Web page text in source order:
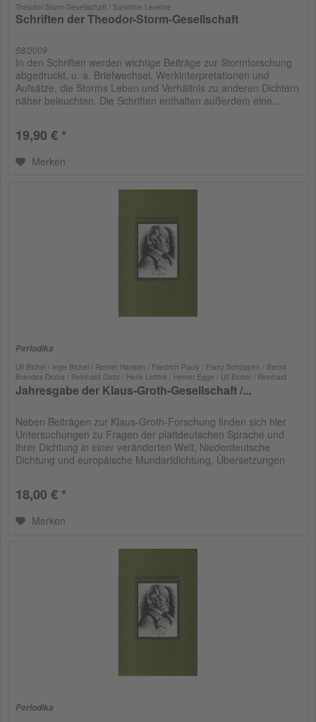
Theodor-Storm-Gesellschaft / Sandrine Levebre
Schriften der Theodor-Storm-Gesellschaft
58/2009
In den Schriften werden wichtige Beiträge zur Stormforschung
abgedruckt, u. a. Briefwechsel, Werkinterpretationen und
Aufsätze, die Storms Leben und Verhältnis zu anderen Dichtern
näher beleuchten. Die Schriften enthalten außerdem eine...
19,90 € *
Merken
Periodika
Ulf Bichel / Inge Bichel / Reimer Hansen / Friedrich Pauly / Franz Schüppen / Bernd
Brandes-Druba / Reinhard Goltz / Henk Lettink / Heiner Egge / Ulf Bichel / Reinhard
Goltz / Heiner Egge
Jahresgabe der Klaus-Groth-Gesellschaft /...
Neben Beiträgen zur Klaus-Groth-Forschung finden sich hier
Untersuchungen zu Fragen der plattdeutschen Sprache und
ihrer Dichtung in einer veränderten Welt, Niederdeutsche
Dichtung und europäische Mundartdichtung, Übersetzungen
18,00 € *
Merken
Periodika